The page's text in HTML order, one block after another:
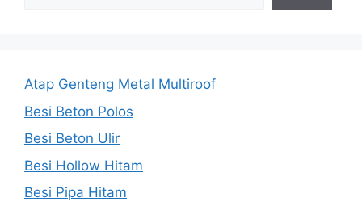
Atap Genteng Metal Multiroof
Besi Beton Polos
Besi Beton Ulir
Besi Hollow Hitam
Besi Pipa Hitam